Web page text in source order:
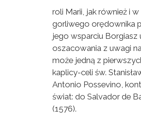
roli Marii, jak również i
gorliwego orędownika
jego wsparciu Borgiasz
oszacowania z uwagi
może jedną z
kaplicy-celi św.
Antonio Possevino,
świat: do Salvador de
(1576).